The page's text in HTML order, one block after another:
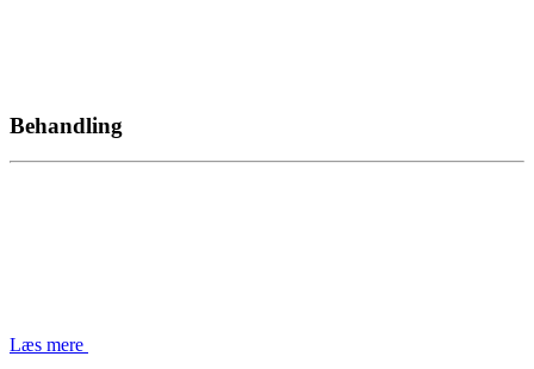
Behandling
Læs mere